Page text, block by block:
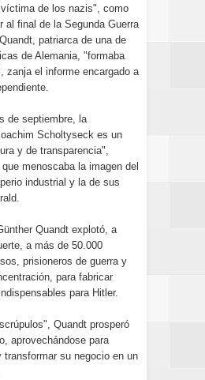
de los nazis", como
al final de la Segunda Guerra
patriarca de una de
de Alemania, "formaba
zanja el informe encargado a
de septiembre, la
Scholtyseck es un
y de transparencia",
menoscaba la imagen del
industrial y la de sus
Quandt explotó, a
a más de 50.000
prisioneros de guerra y
para fabricar
para Hitler.
Quandt prosperó
aprovechándose para
su negocio en un